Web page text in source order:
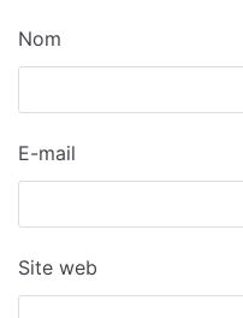
Nom
E-mail
Site web